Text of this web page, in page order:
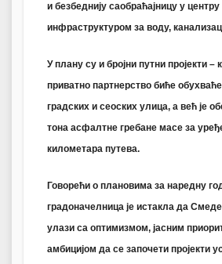
и безбеднију саобраћајницу у
инфраструктуром за воду,
У плану су и бројни путни пројекти –
приватно партнерство биће
градских и сеоских улица, а већ је
тона асфалтне гребане масе за
километара путева.
Говорећи о плановима за наредну
градоначелница је истакла да
улази са оптимизмом, јасним
амбицијом да се започети пројекти